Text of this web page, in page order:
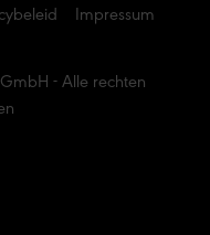
- Alle rechten
Impressum